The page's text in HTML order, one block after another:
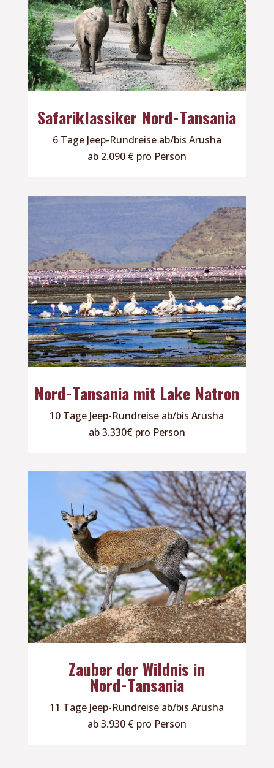
Safariklassiker Nord-Tansania
6 Tage Jeep-Rundreise ab/bis Arusha
ab 2.090 € pro Person
Nord-Tansania mit Lake Natron
10 Tage Jeep-Rundreise ab/bis Arusha
ab 3.330€ pro Person
Zauber der Wildnis in
Nord-Tansania
11 Tage Jeep-Rundreise ab/bis Arusha
ab 3.930 € pro Person